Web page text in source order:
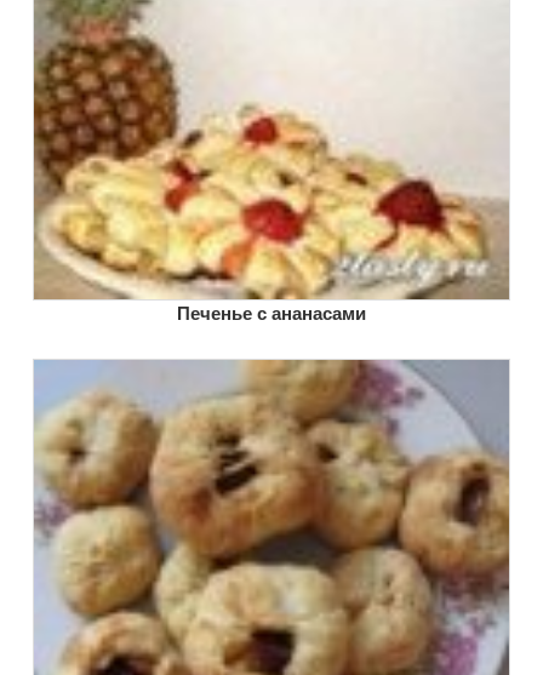
Печенье с ананасами